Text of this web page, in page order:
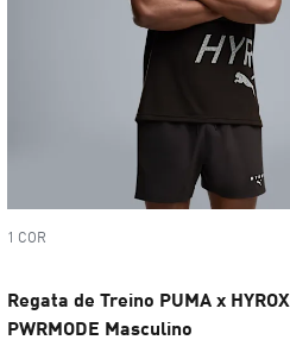
1 COR
Regata de Treino PUMA x HYROX
PWRMODE Masculino